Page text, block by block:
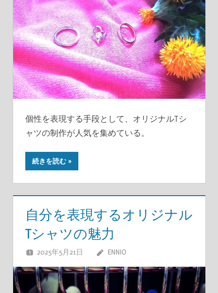
個性を表現する手段として、オリジナルTシ
ャツの制作が人気を集めている。
続きを読む
自分を表現するオリジナル
Tシャツの魅力
2025年5月21日 ENNIO